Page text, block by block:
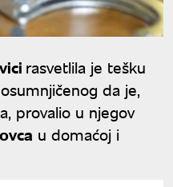
rasvetlila je tešku
osumnjičenog da je,
provalio u njegov
u domaćoj i